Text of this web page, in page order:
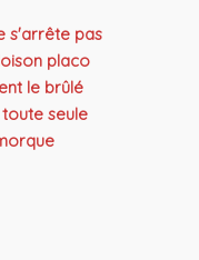
s'arrête pas
placo
le brûlé
seule